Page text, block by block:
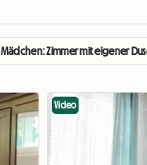
Mädchen: Zimmer mit eigener
Video